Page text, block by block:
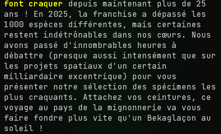
font craquer depuis maintenant plus de 25
ans ! En 2025, la franchise a dépassé les
1000 espèces différentes, mais certaines
restent indétrônables dans nos cœurs. Nous
avons passé d'innombrables heures à
débattre (presque aussi intensément que sur
les projets spatiaux d'un certain
milliardaire excentrique) pour vous
présenter notre sélection des spécimens les
plus craquants. Attachez vos ceintures, ce
voyage au pays de la mignonnerie va vous
faire fondre plus vite qu'un Bekaglaçon au
soleil !